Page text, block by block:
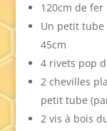
120cm de
Un petit
45cm
4 rivets pop
2 chevilles
petit tube
2 vis à bois